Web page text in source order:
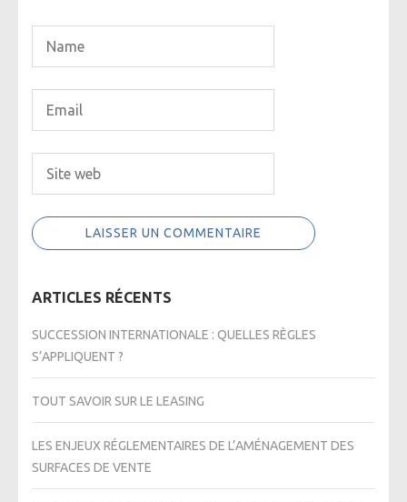
ARTICLES RÉCENTS
SUCCESSION INTERNATIONALE : QUELLES RÈGLES
S’APPLIQUENT ?
TOUT SAVOIR SUR LE LEASING
LES ENJEUX RÉGLEMENTAIRES DE L’AMÉNAGEMENT DES
SURFACES DE VENTE